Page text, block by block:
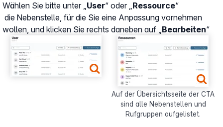
Show larger version Show larger version for:
Auf der Übersichtsseite der CTA
sind alle Nebenstellen und
Rufgruppen aufgelistet.
Wählen Sie bitte unter „User“ oder „Ressource“
die Nebenstelle, für die Sie eine Anpassung vornehmen
wollen, und klicken Sie rechts daneben auf „Bearbeiten“